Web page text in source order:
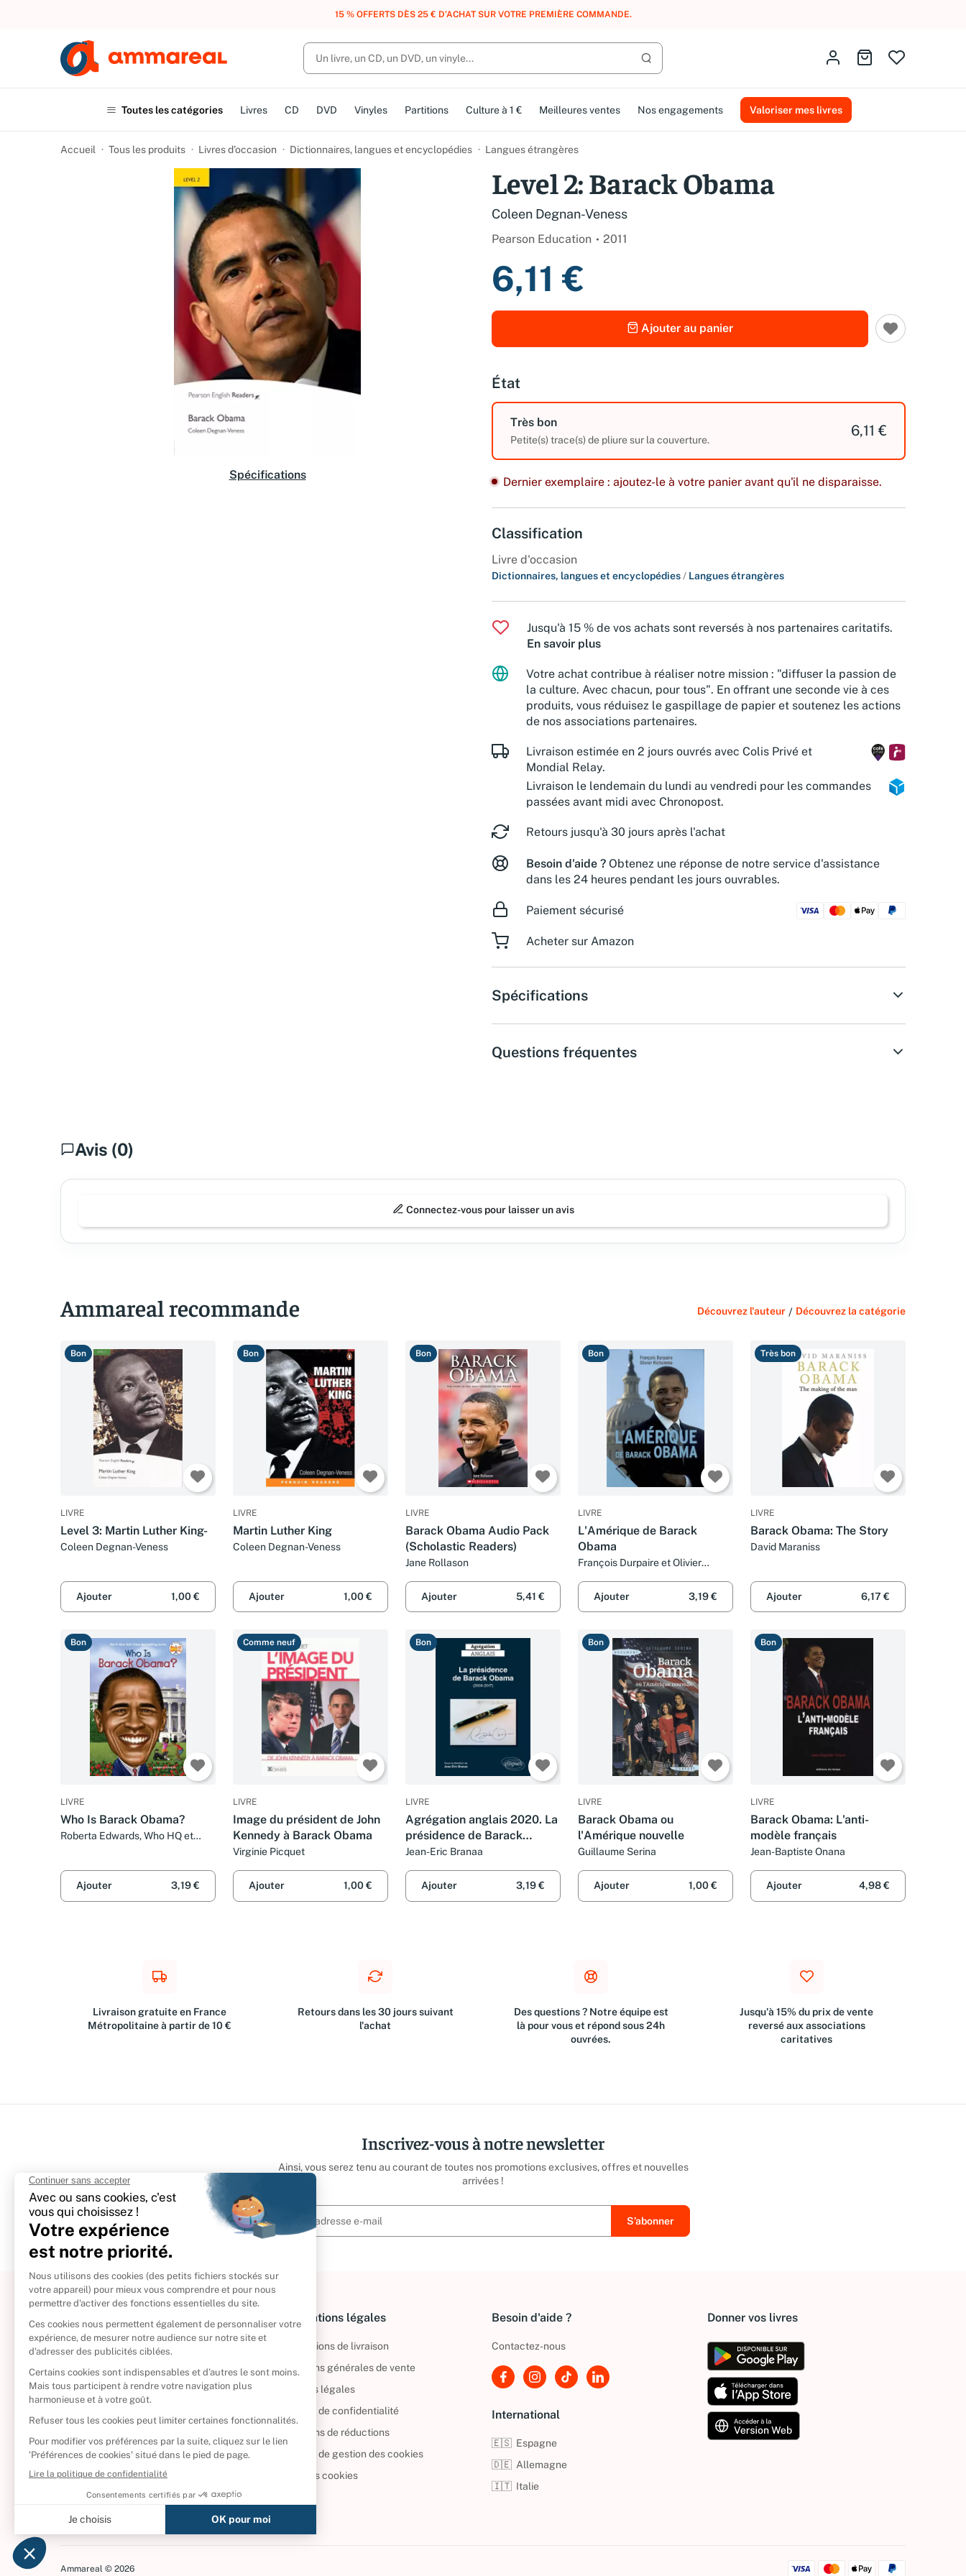
UN ACHAT, DES POINTS, DES RÉCOMPENSES :REJOIGNEZ GRATUITEMENT LE CLUB AMMAREAL.
Lancer la recherche
Identifiez-vousAller au panier
Toutes les catégories Livres CD DVD Vinyles Partitions Culture à 1 € Meilleures ventes Nos engagements Valoriser mes livres
Accueil Tous les produits Livres d’occasion Dictionnaires, langues et encyclopédies Langues étrangères
Spécifications
Level 2: Barack Obama
Coleen Degnan-Veness
Pearson Education 2011
6,11 €
Ajouter au panier
État
Très bon
Petite(s) trace(s) de pliure sur la couverture.
6,11 €
Dernier exemplaire : ajoutez-le à votre panier avant qu'il ne disparaisse.
Classification
Livre d'occasion
Dictionnaires, langues et encyclopédies / Langues étrangères
Jusqu'à 15 % de vos achats sont reversés à nos partenaires caritatifs.
En savoir plus
Votre achat contribue à réaliser notre mission : "diffuser la passion de
la culture. Avec chacun, pour tous". En offrant une seconde vie à ces
produits, vous réduisez le gaspillage de papier et soutenez les actions
de nos associations partenaires.
Livraison estimée en 2 jours ouvrés avec Colis Privé et
Mondial Relay.
Livraison le lendemain du lundi au vendredi pour les commandes
passées avant midi avec Chronopost.
Retours jusqu'à 30 jours après l'achat
Besoin d'aide ? Obtenez une réponse de notre service d'assistance
dans les 24 heures pendant les jours ouvrables.
Paiement sécurisé
Acheter sur Amazon
Spécifications
Questions fréquentes
Avis (0)
Connectez-vous pour laisser un avis
Ammareal recommande Découvrez l'auteur / Découvrez la catégorie
Bon
LIVRE
Level 3: Martin Luther King-
Coleen Degnan-Veness
Ajouter 1,00 €
Bon
LIVRE
Martin Luther King
Coleen Degnan-Veness
Ajouter 1,00 €
Bon
LIVRE
Barack Obama Audio Pack
(Scholastic Readers)
Jane Rollason
Ajouter 5,41 €
Bon
LIVRE
L'Amérique de Barack
Obama
François Durpaire et Olivier
Ajouter
3,19 €
Très bon
LIVRE
Barack Obama: The Story
David Maraniss
Ajouter 6,17 €
Bon
LIVRE
Who Is Barack Obama?
Roberta Edwards, Who HQ et
Ajouter 3,19 €
Comme neuf
LIVRE
Image du président de John
Kennedy à Barack Obama
Virginie Picquet
Ajouter 1,00 €
Bon
LIVRE
Agrégation anglais 2020. La
présidence de Barack
Obama (2009-2017)
Jean-Eric Branaa
Ajouter 3,19 €
Bon
LIVRE
Barack Obama ou
l'Amérique nouvelle
Guillaume Serina
Ajouter 1,00 €
Bon
LIVRE
Barack Obama: L'anti-
modèle français
Jean-Baptiste Onana
Ajouter 4,98 €
Livraison gratuite en France
Métropolitaine à partir de 10 €
Retours dans les 30 jours suivant
l'achat
Des questions ? Notre équipe est
là pour vous et répond sous 24h
ouvrées.
Jusqu'à 15% du prix de vente
reversé aux associations
caritatives
Inscrivez-vous à notre newsletter
Ainsi, vous serez tenu au courant de toutes nos promotions exclusives, offres et nouvelles
arrivées !
À propos
Politique de retour
Reprendre vos livres
Qui sommes-nous ?
CD d'occasion
DVD d'occasion
Livres d’occasion
Informations légales
Informations de livraison
Conditions générales de vente
Mentions légales
Politique de confidentialité
Conditions de réductions
Politique de gestion des cookies
Gérer vos cookies
Besoin d'aide ?
Contactez-nous
International
🇪🇸 Espagne
🇩🇪 Allemagne
🇮🇹 Italie
Donner vos livres
Ammareal © 2026